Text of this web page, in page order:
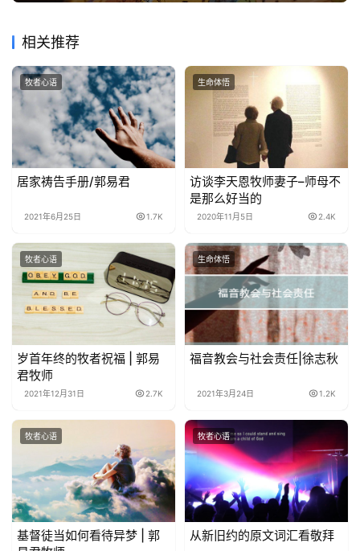
相关推荐
牧者心语
居家祷告手册/郭易君
2021年6月25日 1.7K
生命体悟
访谈李天恩牧师妻子–师母不
是那么好当的
2020年11月5日 2.4K
牧者心语
岁首年终的牧者祝福 | 郭易
君牧师
2021年12月31日 2.7K
生命体悟
福音教会与社会责任|徐志秋
2021年3月24日 1.2K
牧者心语
基督徒当如何看待异梦 | 郭
牧者心语
从新旧约的原文词汇看敬拜